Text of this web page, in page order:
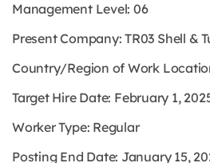
Management Level: 06
Present Company: TR03 Shell &
Country/Region of Work
Target Hire Date: February 1,
Worker Type: Regular
Posting End Date: January 15,